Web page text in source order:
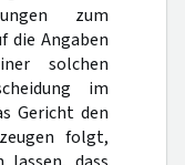
zum
die Angaben
solchen
im
Gericht den
folgt,